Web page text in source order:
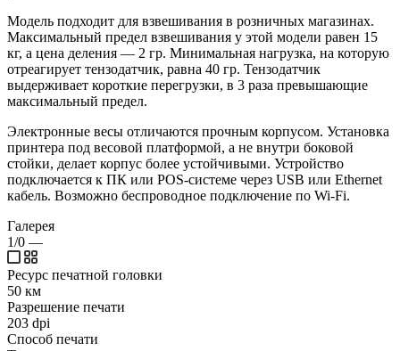
Модель подходит для взвешивания в розничных магазинах.
Максимальный предел взвешивания у этой модели равен 15
кг, а цена деления — 2 гр. Минимальная нагрузка, на которую
отреагирует тензодатчик, равна 40 гр. Тензодатчик
выдерживает короткие перегрузки, в 3 раза превышающие
максимальный предел.
Электронные весы отличаются прочным корпусом. Установка
принтера под весовой платформой, а не внутри боковой
стойки, делает корпус более устойчивыми. Устройство
подключается к ПК или POS-системе через USB или Ethernet
кабель. Возможно беспроводное подключение по Wi-Fi.
Галерея
1/0 —
Ресурс печатной головки
50 км
Разрешение печати
203 dpi
Способ печати